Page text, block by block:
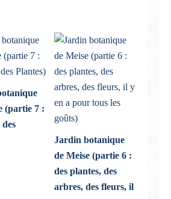
(partie 7 :
Jardin botanique
de Meise (partie 6 :
des plantes, des
arbres, des fleurs, il